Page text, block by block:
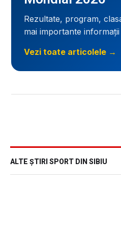
Rezultate, program,
mai importante
Vezi toate articolele →
ALTE ȘTIRI SPORT DIN SIBIU